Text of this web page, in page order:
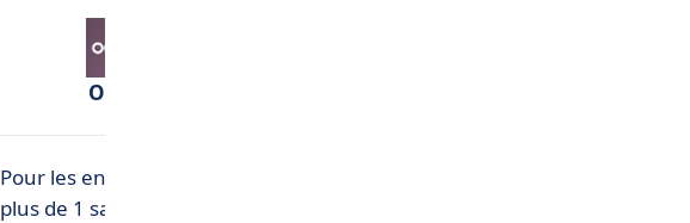
Odoo
Pour les entreprises de
plus de 1 salariés